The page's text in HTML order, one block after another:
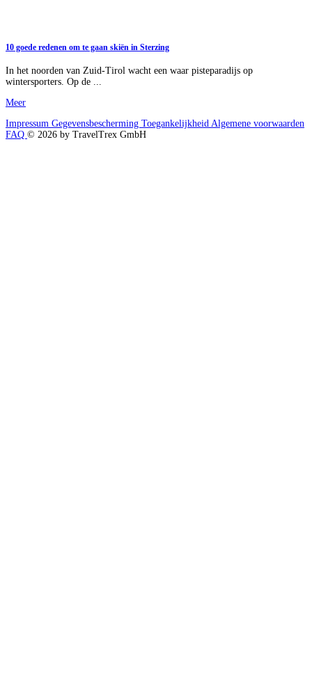
10 goede redenen om te gaan skiën in Sterzing
In het noorden van Zuid-Tirol wacht een waar pisteparadijs op
wintersporters. Op de ...
Meer
Impressum Gegevensbescherming Toegankelijkheid Algemene voorwaarden
FAQ © 2026 by TravelTrex GmbH